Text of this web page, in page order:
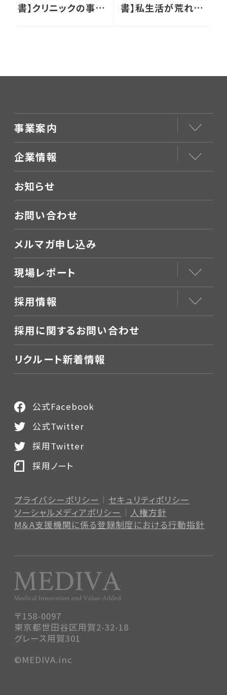
書】クリニックの事業
書】私生活が荒れて
事業案内
企業情報
お知らせ
お問い合わせ
メルマガ申し込み
現場レポート
採用情報
採用に関するお問い合わせ
リクルート新着情報
〒158-0097
東京都世田谷区用賀2-32-18
グレース用賀301
プライバシーポリシー
セキュリティポリシー
ソーシャルメディアポリシー
人権方針
M＆A支援機関に係る登録制度における行動指針
公式Facebook
公式Twitter
採用Twitter
採用ノート
©MEDIVA.inc